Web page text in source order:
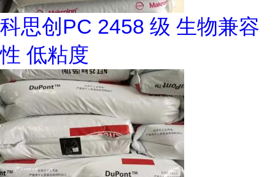
科思创PC 2458 级 生物兼容
性 低粘度